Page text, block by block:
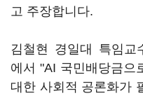
고 주장합니다.
김철현 경일대 특임교
에서 "AI 국민배당금으
대한 사회적 공론화가